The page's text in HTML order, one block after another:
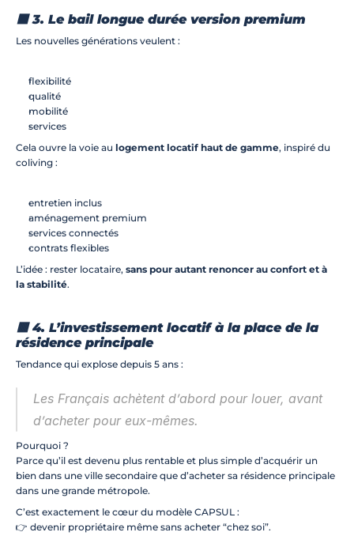
🟧 3. Le bail longue durée version premium
Les nouvelles générations veulent :
flexibilité
qualité
mobilité
services
Cela ouvre la voie au logement locatif haut de gamme, inspiré du
coliving :
entretien inclus
aménagement premium
services connectés
contrats flexibles
L’idée : rester locataire, sans pour autant renoncer au confort et à
la stabilité.
🟥 4. L’investissement locatif à la place de la
résidence principale
Tendance qui explose depuis 5 ans :
Les Français achètent d’abord pour louer, avant
d’acheter pour eux-mêmes.
Pourquoi ?
Parce qu’il est devenu plus rentable et plus simple d’acquérir un
bien dans une ville secondaire que d’acheter sa résidence principale
dans une grande métropole.
C’est exactement le cœur du modèle CAPSUL :
👉 devenir propriétaire même sans acheter “chez soi”.